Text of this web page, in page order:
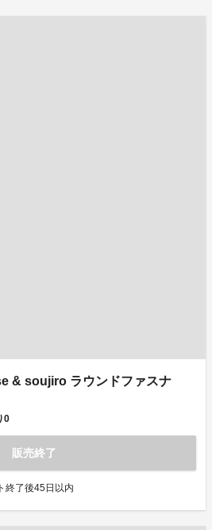
& soujiro ラウンドファスナ
0
販売終了
終了後45日以内